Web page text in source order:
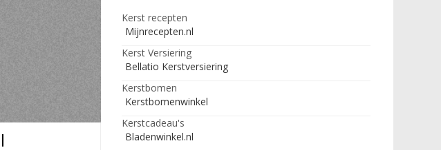
Kerst recepten
Mijnrecepten.nl
Kerst Versiering
Bellatio Kerstversiering
Kerstbomen
Kerstbomenwinkel
Kerstcadeau's
Bladenwinkel.nl